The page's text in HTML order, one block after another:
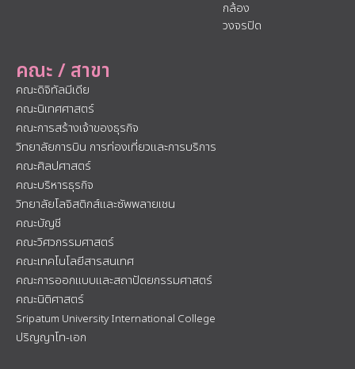
คณะ / สาขา
คณะดิจิทัลมีเดีย
คณะนิเทศศาสตร์
คณะการสร้างเจ้าของธุรกิจ
วิทยาลัยการบิน การท่องเที่ยวและการบริการ
คณะศิลปศาสตร์
คณะบริหารธุรกิจ
วิทยาลัยโลจิสติกส์และซัพพลายเชน
คณะบัญชี
คณะวิศวกรรมศาสตร์
คณะเทคโนโลยีสารสนเทศ
คณะการออกแบบและสถาปัตยกรรมศาสตร์
คณะนิติศาสตร์
Sripatum University International College
ปริญญาโท-เอก
กล้อง
วงจรปิด